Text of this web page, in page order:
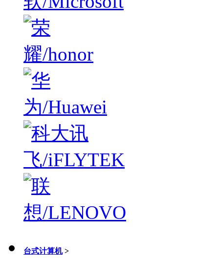
台式计算机 >